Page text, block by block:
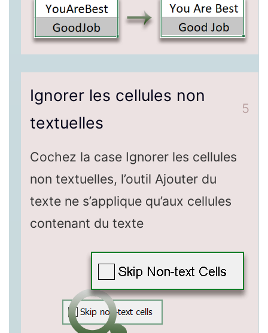
Ignorer les cellules non
textuelles
5
Cochez la case Ignorer les cellules
non textuelles, l’outil Ajouter du
texte ne s’applique qu’aux cellules
contenant du texte